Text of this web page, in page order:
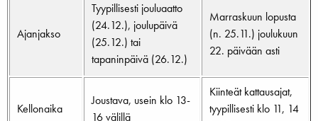
Ajanjakso
Tyypillisesti jouluaatto
(24.12.), joulupäivä
(25.12.) tai
tapaninpäivä (26.12.)
Marraskuun lopusta
(n. 25.11.) joulukuun
22. päivään asti
Kellonaika
Joustava, usein klo 13-
16 välillä
Kiinteät kattausajat,
tyypillisesti klo 11, 14